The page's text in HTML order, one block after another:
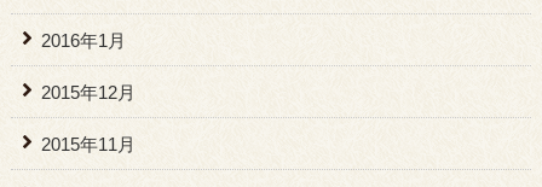
2016年1月
2015年12月
2015年11月